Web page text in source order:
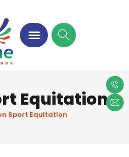
Equitation
Sport Equitation